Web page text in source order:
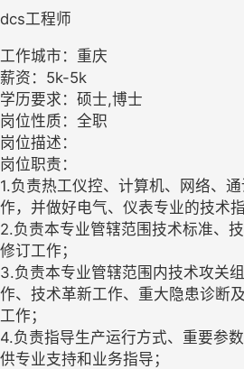
dcs工程师
工作城市：重庆
薪资：5k-5k
学历要求：硕士,博士
岗位性质：全职
岗位描述：
岗位职责：
1.负责热工仪控、计算机、网络、
作，并做好电气、仪表专业的技术
2.负责本专业管辖范围技术标准、
修订工作；
3.负责本专业管辖范围内技术攻关
作、技术革新工作、重大隐患诊断
工作；
4.负责指导生产运行方式、重要参
供专业支持和业务指导；